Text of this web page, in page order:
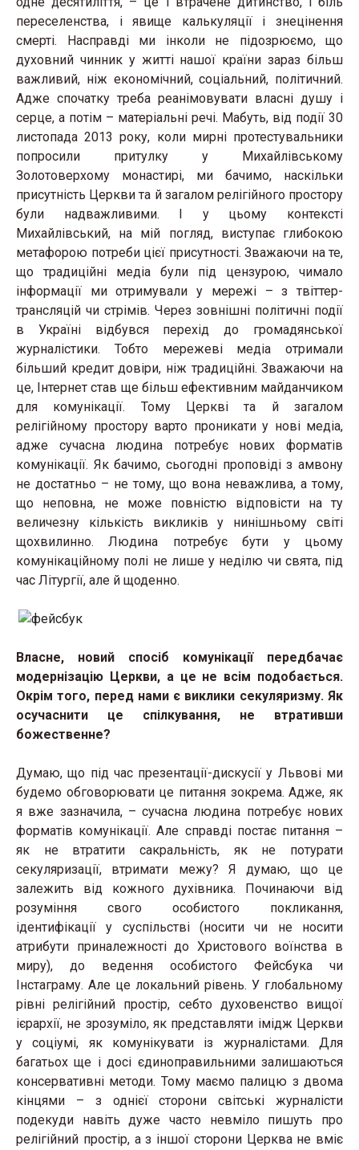
переселенства, і явище калькуляції і знецінення
смерті. Насправді ми інколи не підозрюємо, що
духовний чинник у житті нашої країни зараз більш
важливий, ніж економічний, соціальний, політичний.
Адже спочатку треба реанімовувати власні душу і
серце, а потім – матеріальні речі. Мабуть, від події 30
листопада 2013 року, коли мирні протестувальники
попросили притулку у Михайлівському
Золотоверхому монастирі, ми бачимо, наскільки
присутність Церкви та й загалом релігійного простору
були надважливими. І у цьому контексті
Михайлівський, на мій погляд, виступає глибокою
метафорою потреби цієї присутності. Зважаючи на те,
що традиційні медіа були під цензурою, чимало
інформації ми отримували у мережі – з твіттер-
трансляцій чи стрімів. Через зовнішні політичні події
в Україні відбувся перехід до громадянської
журналістики. Тобто мережеві медіа отримали
більший кредит довіри, ніж традиційні. Зважаючи на
це, Інтернет став ще більш ефективним майданчиком
для комунікації. Тому Церкві та й загалом
релігійному простору варто проникати у нові медіа,
адже сучасна людина потребує нових форматів
комунікації. Як бачимо, сьогодні проповіді з амвону
не достатньо – не тому, що вона неважлива, а тому,
що неповна, не може повністю відповісти на ту
величезну кількість викликів у нинішньому світі
щохвилинно. Людина потребує бути у цьому
комунікаційному полі не лише у неділю чи свята, під
час Літургії, але й щоденно.
Власне, новий спосіб комунікації передбачає
модернізацію Церкви, а це не всім подобається.
Окрім того, перед нами є виклики секуляризму. Як
осучаснити це спілкування, не втративши
божественне?
Думаю, що під час презентації-дискусії у Львові ми
будемо обговорювати це питання зокрема. Адже, як
я вже зазначила, – сучасна людина потребує нових
форматів комунікації. Але справді постає питання –
як не втратити сакральність, як не потурати
секуляризації, втримати межу? Я думаю, що це
залежить від кожного духівника. Починаючи від
розуміння свого особистого покликання,
ідентифікації у суспільстві (носити чи не носити
атрибути приналежності до Христового воїнства в
миру), до ведення особистого Фейсбука чи
Інстаграму. Але це локальний рівень. У глобальному
рівні релігійний простір, себто духовенство вищої
ієрархії, не зрозуміло, як представляти імідж Церкви
у соціумі, як комунікувати із журналістами. Для
багатьох ще і досі єдиноправильними залишаються
консервативні методи. Тому маємо палицю з двома
кінцями – з однієї сторони світські журналісти
подекуди навіть дуже часто невміло пишуть про
релігійний простір, а з іншої сторони Церква не вміє